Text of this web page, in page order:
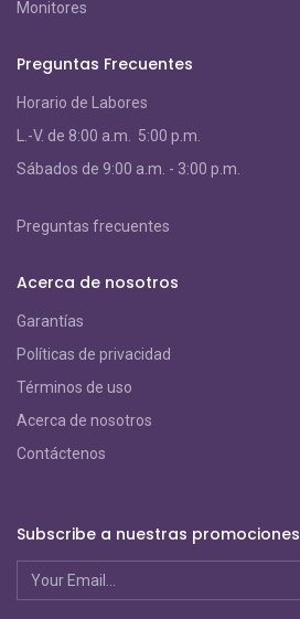
Monitores
Preguntas Frecuentes
Horario de Labores
L.-V. de 8:00 a.m. 5:00 p.m.
Sábados de 9:00 a.m. - 3:00 p.m.
Preguntas frecuentes
Acerca de nosotros
Garantías
Políticas de privacidad
Términos de uso
Acerca de nosotros
Contáctenos
Subscribe a nuestras promociones